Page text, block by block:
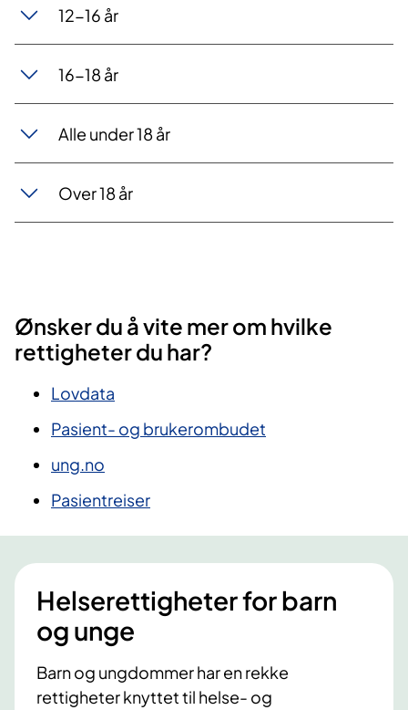
12-16 år
16-18 år
Alle under 18 år
Over 18 år
Ønsker du å vite mer om hvilke
rettigheter du har?
Lovdata
Pasient- og brukerombudet
ung.no
Pasientreiser
Helserettigheter for barn
og unge
Barn og ungdommer har en rekke
rettigheter knyttet til helse- og